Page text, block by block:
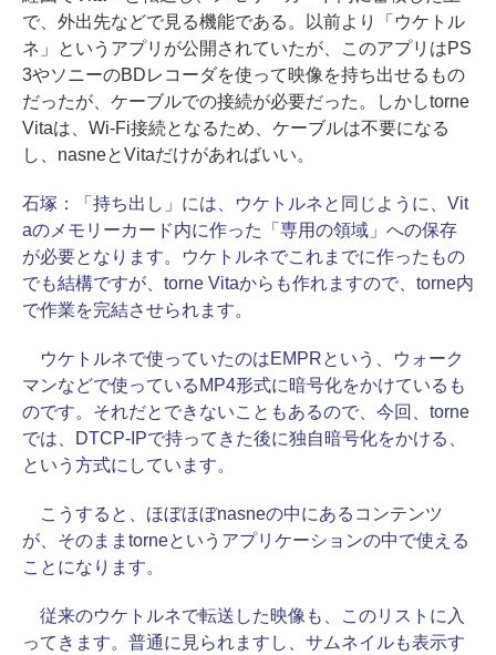
で、外出先などで見る機能である。以前より「ウケトル
ネ」というアプリが公開されていたが、このアプリはPS
3やソニーのBDレコーダを使って映像を持ち出せるもの
だったが、ケーブルでの接続が必要だった。しかしtorne
Vitaは、Wi-Fi接続となるため、ケーブルは不要になる
し、nasneとVitaだけがあればいい。
石塚：
「持ち出し」には、ウケトルネと同じように、Vit
aのメモリーカード内に作った「専用の領域」への保存
が必要となります。ウケトルネでこれまでに作ったもの
でも結構ですが、torne Vitaからも作れますので、torne内
で作業を完結させられます。
ウケトルネで使っていたのはEMPRという、ウォーク
マンなどで使っているMP4形式に暗号化をかけているも
のです。それだとできないこともあるので、今回、torne
では、DTCP-IPで持ってきた後に独自暗号化をかける、
という方式にしています。
こうすると、ほぼほぼnasneの中にあるコンテンツ
が、そのままtorneというアプリケーションの中で使える
ことになります。
従来のウケトルネで転送した映像も、このリストに入
ってきます。普通に見られますし、サムネイルも表示す